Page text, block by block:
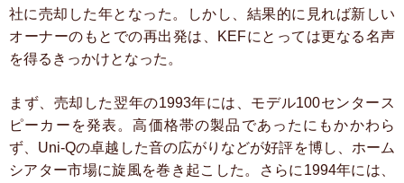
社に売却した年となった。しかし、結果的に見れば新しい
オーナーのもとでの再出発は、KEFにとっては更なる名声
を得るきっかけとなった。
まず、売却した翌年の1993年には、モデル100センタース
ピーカーを発表。高価格帯の製品であったにもかかわら
ず、Uni-Qの卓越した音の広がりなどが好評を博し、ホーム
シアター市場に旋風を巻き起こした。さらに1994年には、